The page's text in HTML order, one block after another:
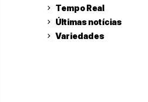
Tempo Real
Últimas notícias
Variedades